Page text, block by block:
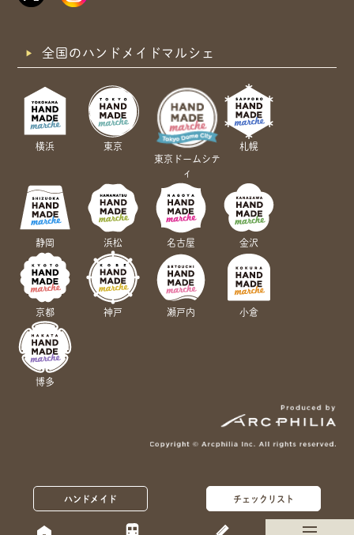
ハンドメイド チェックリスト
全国のハンドメイドマルシェ
横浜
東京
東京ドームシテ
ィ
札幌
静岡 浜松 名古屋 金沢
京都 神戸 瀬戸内 小倉
博多